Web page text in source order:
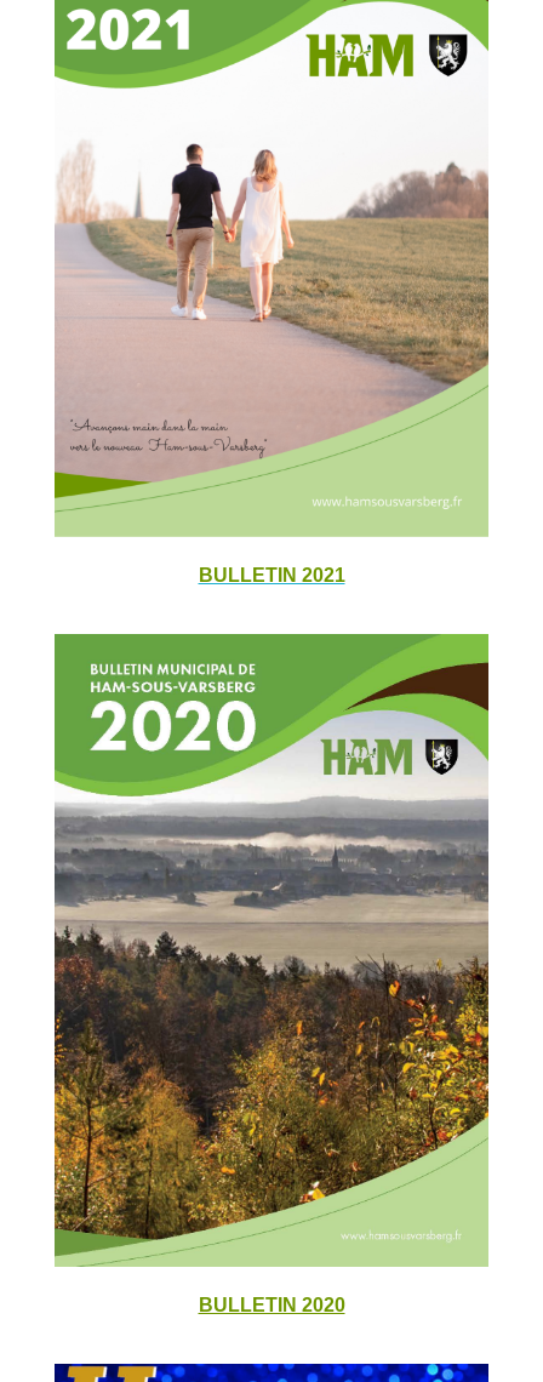
BULLETIN 2021
BULLETIN 2020